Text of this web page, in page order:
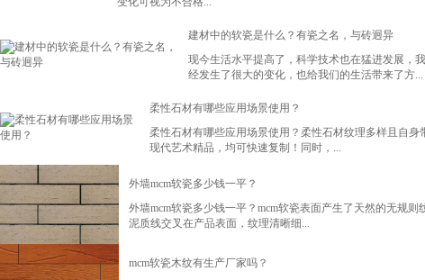
建材中的软瓷是什么？有瓷之名，与砖迥异
现今生活水平提高了，科学技术也在猛进发展，
经发生了很大的变化，也给我们的生活带来了方...
柔性石材有哪些应用场景使用？
柔性石材有哪些应用场景使用？柔性石材纹理多样且自
现代艺术精品，均可快速复制！同时，...
外墙mcm软瓷多少钱一平？
外墙mcm软瓷多少钱一平？mcm软瓷表面产生了天然的无规
泥质线交叉在产品表面，纹理清晰细...
mcm软瓷木纹有生产厂家吗？